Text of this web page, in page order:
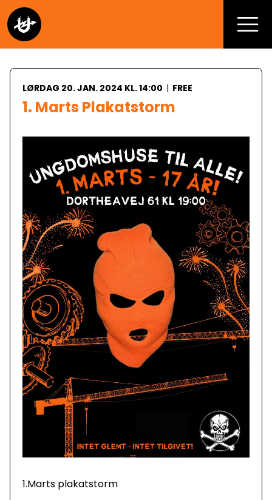
LØRDAG 20. JAN. 2024 KL. 14:00 | FREE
1. Marts Plakatstorm
1.Marts plakatstorm